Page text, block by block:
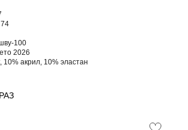
100
2026
10% акрил, 10% эластан